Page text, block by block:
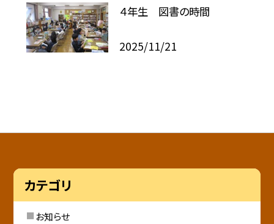
４年生 図書の時間
2025/11/21
カテゴリ
お知らせ